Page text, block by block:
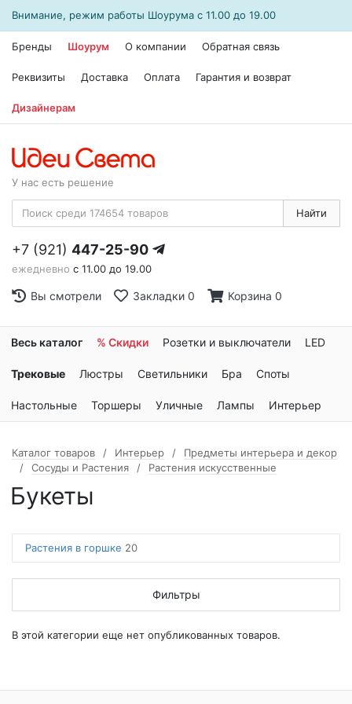
Внимание, режим работы Шоурума с 11.00 до 19.00
Бренды Шоурум О компании Обратная связь
Реквизиты Доставка Оплата Гарантия и возврат
Дизайнерам
У нас есть решение
Найти
+7 (921) 447-25-90
ежедневно с 11.00 до 19.00
Вы смотрели Закладки 0 Корзина 0
Весь каталог % Скидки Розетки и выключатели LED
Трековые Люстры Светильники Бра Споты
Настольные Торшеры Уличные Лампы Интерьер
Каталог товаров Интерьер
Предметы интерьера и декор
Сосуды и Растения
Растения искусственные
Букеты
Растения в горшке 20
Фильтры
В этой категории еще нет опубликованных товаров.